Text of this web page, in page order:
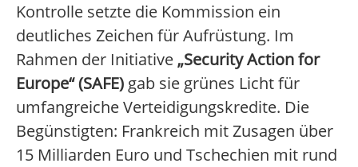
Kontrolle setzte die Kommission ein
deutliches Zeichen für Aufrüstung. Im
Rahmen der Initiative „Security Action for
Europe“ (SAFE) gab sie grünes Licht für
umfangreiche Verteidigungskredite. Die
Begünstigten: Frankreich mit Zusagen über
15 Milliarden Euro und Tschechien mit rund